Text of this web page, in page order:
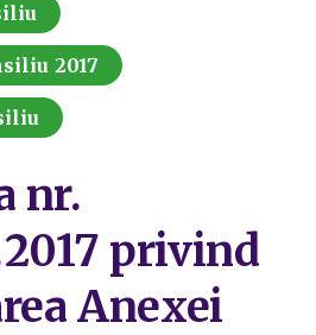
2017
nr.
privind
Anexei